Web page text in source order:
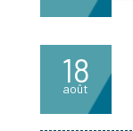
18
août